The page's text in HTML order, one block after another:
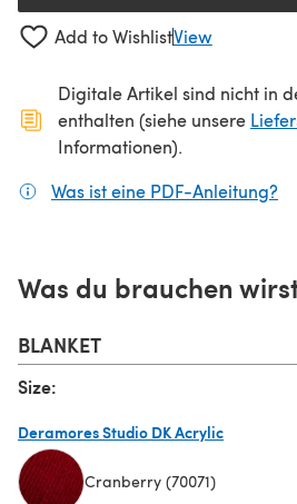
Add to WishlistView
Digitale Artikel sind nicht in
enthalten (siehe unsere
Informationen).
Was ist eine PDF-Anleitung?
Was du brauchen
BLANKET
Size:
Deramores Studio DK Acrylic
Cranberry (70071)